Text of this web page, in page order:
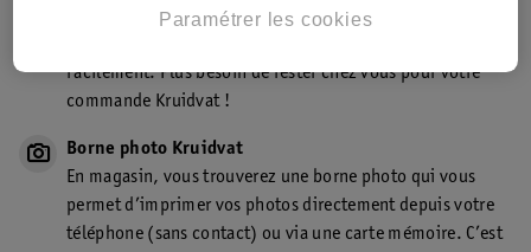
Point de retrait Kruidvat.be
facilement. Plus besoin de rester chez vous pour votre
commande Kruidvat !
Borne photo Kruidvat
En magasin, vous trouverez une borne photo qui vous
permet d’imprimer vos photos directement depuis votre
téléphone (sans contact) ou via une carte mémoire. C’est
Paramétrer les cookies